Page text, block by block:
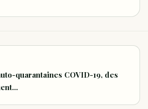
quarantaines COVID-19, des